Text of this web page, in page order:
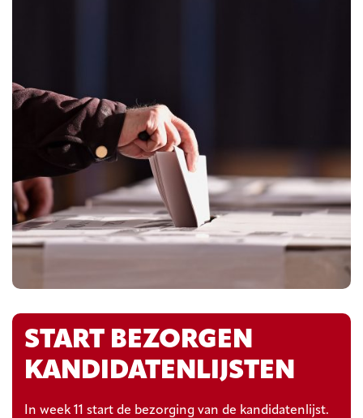
START BEZORGEN
KANDIDATENLIJSTEN
In week 11 start de bezorging van de kandidatenlijst.